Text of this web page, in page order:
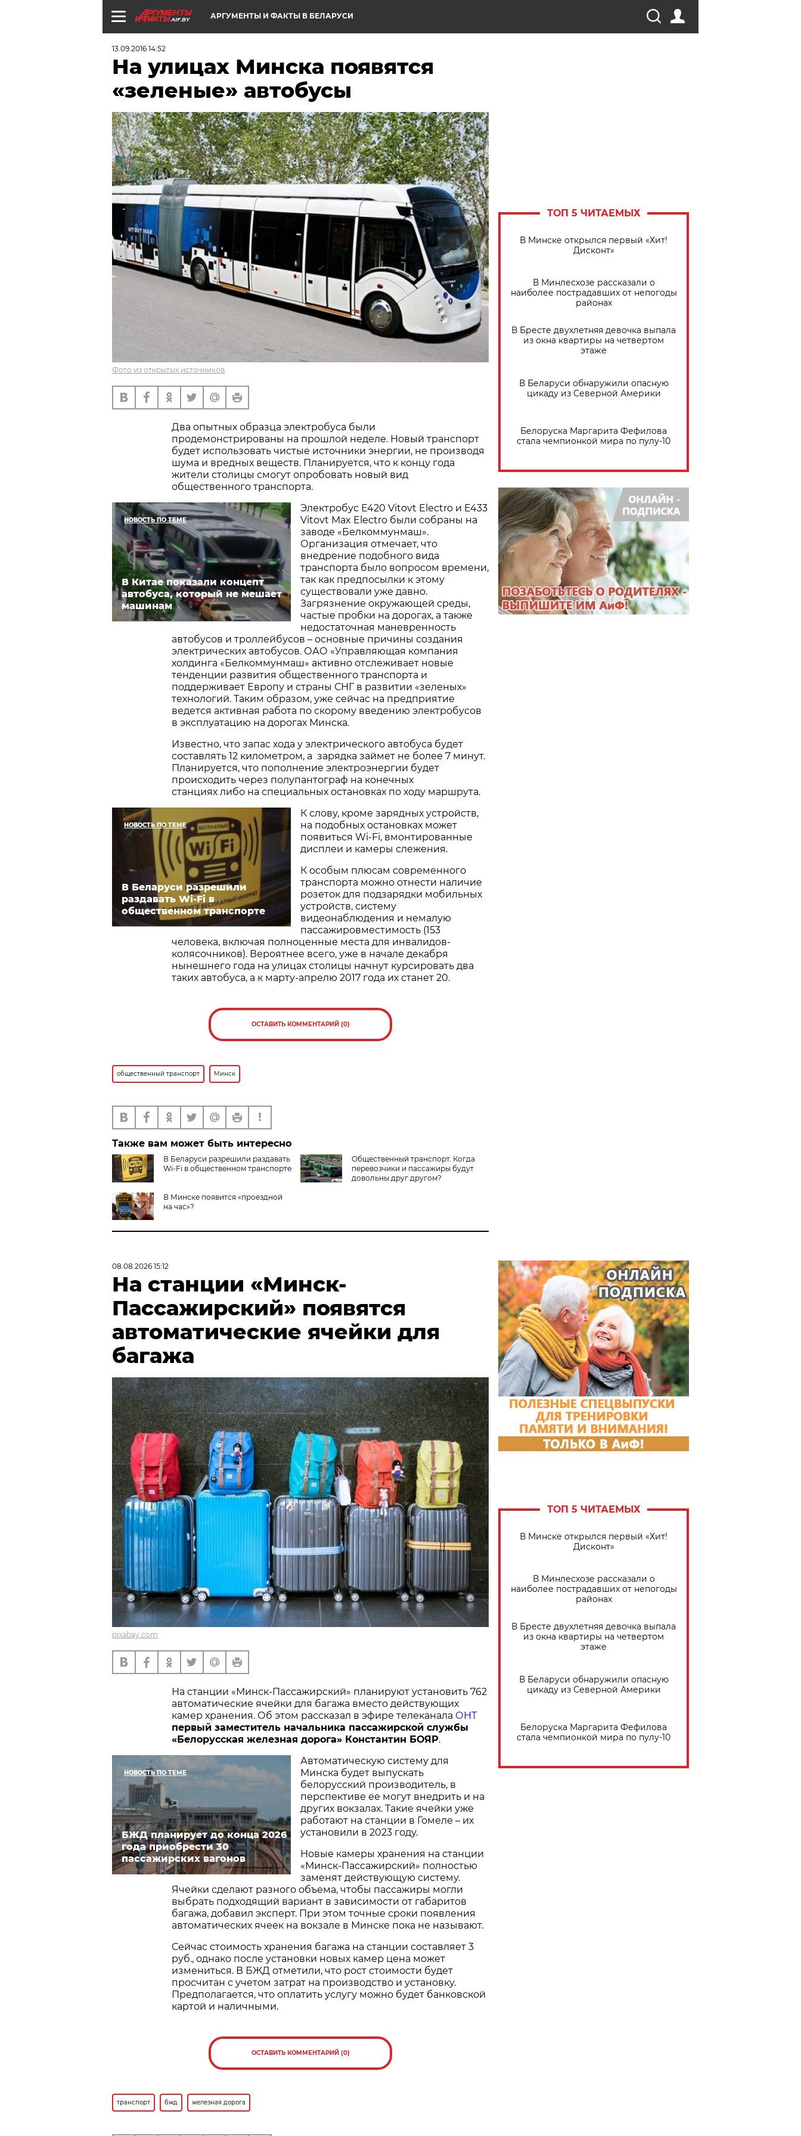
AIF.BY АРГУМЕНТЫ И ФАКТЫ В БЕЛАРУСИ
13.09.2016 14:52
На улицах Минска появятся
«зеленые» автобусы
Фото из открытых источников
Два опытных образца электробуса были
продемонстрированы на прошлой неделе. Новый транспорт
будет использовать чистые источники энергии, не производя
шума и вредных веществ. Планируется, что к концу года
жители столицы смогут опробовать новый вид
общественного транспорта.
НОВОСТЬ ПО ТЕМЕ
В Китае показали концепт
автобуса, который не мешает
машинам
Электробус E420 Vitovt Electro и E433
Vitovt Max Electro были собраны на
заводе «Белкоммунмаш».
Организация отмечает, что
внедрение подобного вида
транспорта было вопросом времени,
так как предпосылки к этому
существовали уже давно.
Загрязнение окружающей среды,
частые пробки на дорогах, а также
недостаточная маневренность
автобусов и троллейбусов – основные причины создания
электрических автобусов. ОАО «Управляющая компания
холдинга «Белкоммунмаш» активно отслеживает новые
тенденции развития общественного транспорта и
поддерживает Европу и страны СНГ в развитии «зеленых»
технологий. Таким образом, уже сейчас на предприятие
ведется активная работа по скорому введению электробусов
в эксплуатацию на дорогах Минска.
Известно, что запас хода у электрического автобуса будет
составлять 12 километром, а зарядка займет не более 7 минут.
Планируется, что пополнение электроэнергии будет
происходить через полупантограф на конечных
станциях либо на специальных остановках по ходу маршрута.
НОВОСТЬ ПО ТЕМЕ
В Беларуси разрешили
раздавать Wi-Fi в
общественном транспорте
К слову, кроме зарядных устройств,
на подобных остановках может
появиться Wi-Fi, вмонтированные
дисплеи и камеры слежения.
К особым плюсам современного
транспорта можно отнести наличие
розеток для подзарядки мобильных
устройств, систему
видеонаблюдения и немалую
пассажировместимость (153
человека, включая полноценные места для инвалидов-
колясочников). Вероятнее всего, уже в начале декабря
нынешнего года на улицах столицы начнут курсировать два
таких автобуса, а к марту-апрелю 2017 года их станет 20.
ОСТАВИТЬ КОММЕНТАРИЙ (0)
общественный транспорт Минск
Также вам может быть интересно
В Беларуси разрешили раздавать
Wi-Fi в общественном транспорте
Общественный транспорт. Когда
перевозчики и пассажиры будут
довольны друг другом?
В Минске появится «проездной
на час»?
ТОП 5 ЧИТАЕМЫХ
В Минске открылся первый «Хит!
Дисконт»
В Минлесхозе рассказали о
наиболее пострадавших от непогоды
районах
В Бресте двухлетняя девочка выпала
из окна квартиры на четвертом
этаже
В Беларуси обнаружили опасную
цикаду из Северной Америки
Белоруска Маргарита Фефилова
стала чемпионкой мира по пулу-10
08.08.2026 15:12
На станции «Минск-
Пассажирский» появятся
автоматические ячейки для
багажа
pixabay.com
На станции «Минск-Пассажирский» планируют установить 762
автоматические ячейки для багажа вместо действующих
камер хранения. Об этом рассказал в эфире телеканала ОНТ
первый заместитель начальника пассажирской службы
«Белорусская железная дорога» Константин БОЯР.
НОВОСТЬ ПО ТЕМЕ
БЖД планирует до конца 2026
года приобрести 30
пассажирских вагонов
Автоматическую систему для
Минска будет выпускать
белорусский производитель, в
перспективе ее могут внедрить и на
других вокзалах. Такие ячейки уже
работают на станции в Гомеле – их
установили в 2023 году.
Новые камеры хранения на станции
«Минск-Пассажирский» полностью
заменят действующую систему.
Ячейки сделают разного объема, чтобы пассажиры могли
выбрать подходящий вариант в зависимости от габаритов
багажа, добавил эксперт. При этом точные сроки появления
автоматических ячеек на вокзале в Минске пока не называют.
Сейчас стоимость хранения багажа на станции составляет 3
руб., однако после установки новых камер цена может
измениться. В БЖД отметили, что рост стоимости будет
просчитан с учетом затрат на производство и установку.
Предполагается, что оплатить услугу можно будет банковской
картой и наличными.
ОСТАВИТЬ КОММЕНТАРИЙ (0)
транспорт бжд железная дорога
ТОП 5 ЧИТАЕМЫХ
В Минске открылся первый «Хит!
Дисконт»
В Минлесхозе рассказали о
наиболее пострадавших от непогоды
районах
В Бресте двухлетняя девочка выпала
из окна квартиры на четвертом
этаже
В Беларуси обнаружили опасную
цикаду из Северной Америки
Белоруска Маргарита Фефилова
стала чемпионкой мира по пулу-10